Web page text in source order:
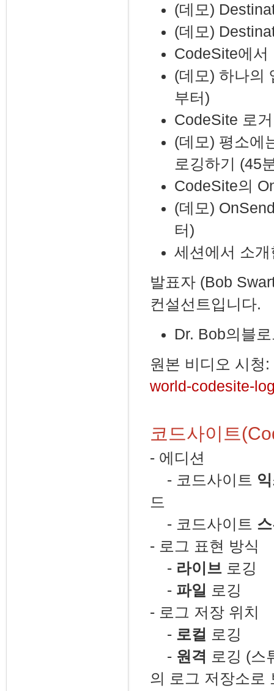
(데모)
(데모)
CodeSite에서
(데모) 하나의
부터)
CodeSite 로
(데모) 평소에
로깅하기 (45
CodeSite의
(데모)
터)
세션에서 소
발표자 (Bob
컨설선트입니다.
Dr. Bob의블
원본 비디오 시청:
world-codesite-
코드사이트
- 에디션
- 코드사이트
드
- 코드사이트
- 로그 표현 방식
- 라이브 로깅
- 파일 로깅
- 로그 저장 위치
- 로컬 로깅
- 원격 로깅 (스
의 로그 저장소로